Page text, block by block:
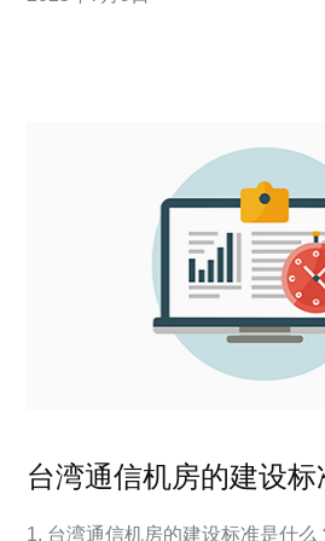
台湾通信机房的建设
1. 台湾通信机房的建设标准是什么